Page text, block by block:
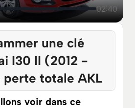
02:40
une clé
I30 II (2012 -
perte totale AKL
voir dans ce